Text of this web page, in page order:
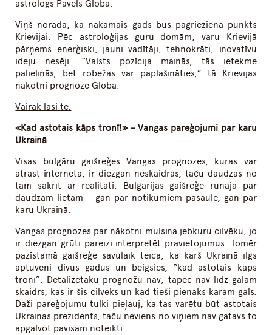
astrologs Pāvels Globa.
Viņš norāda, ka nākamais gads būs pagrieziena punkts
Krievijai. Pēc astroloģijas guru domām, varu Krievijā
pārņems enerģiski, jauni vadītāji, tehnokrāti, inovatīvu
ideju nesēji. “Valsts pozīcija mainās, tās ietekme
palielinās, bet robežas var paplašināties,” tā Krievijas
nākotni prognozē Globa.
Vairāk lasite.
«Kad astotais kāps tronī!» – Vangas pareģojumi par karu
Ukrainā
Visas bulgāru gaišreģes Vangas prognozes, kuras var
atrast internetā, ir diezgan neskaidras, taču daudzas no
tām sakrīt ar realitāti. Bulgārijas gaišreģe runāja par
daudzām lietām – gan par notikumiem pasaulē, gan par
karu Ukrainā.
Vangas prognozes par nākotni mulsina jebkuru cilvēku, jo
ir diezgan grūti pareizi interpretēt pravietojumus. Tomēr
pazīstamā gaišreģe savulaik teica, ka karš Ukrainā ilgs
aptuveni divus gadus un beigsies, “kad astotais kāps
tronī”. Detalizētāku prognožu nav, tāpēc nav līdz galam
skaidrs, kas ir šis cilvēks un kad tieši pienāks karam gals.
Daži pareģojumu tulki pieļauj, ka tas varētu būt astotais
Ukrainas prezidents, taču neviens no viņiem nav gatavs to
apgalvot pavisam noteikti.